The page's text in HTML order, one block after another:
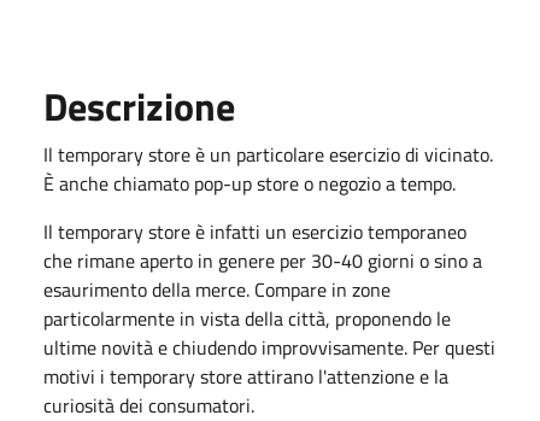
Descrizione
Il temporary store è un particolare esercizio di vicinato.
È anche chiamato pop-up store o negozio a tempo.
Il temporary store è infatti un esercizio temporaneo
che rimane aperto in genere per 30-40 giorni o sino a
esaurimento della merce. Compare in zone
particolarmente in vista della città, proponendo le
ultime novità e chiudendo improvvisamente. Per questi
motivi i temporary store attirano l'attenzione e la
curiosità dei consumatori.